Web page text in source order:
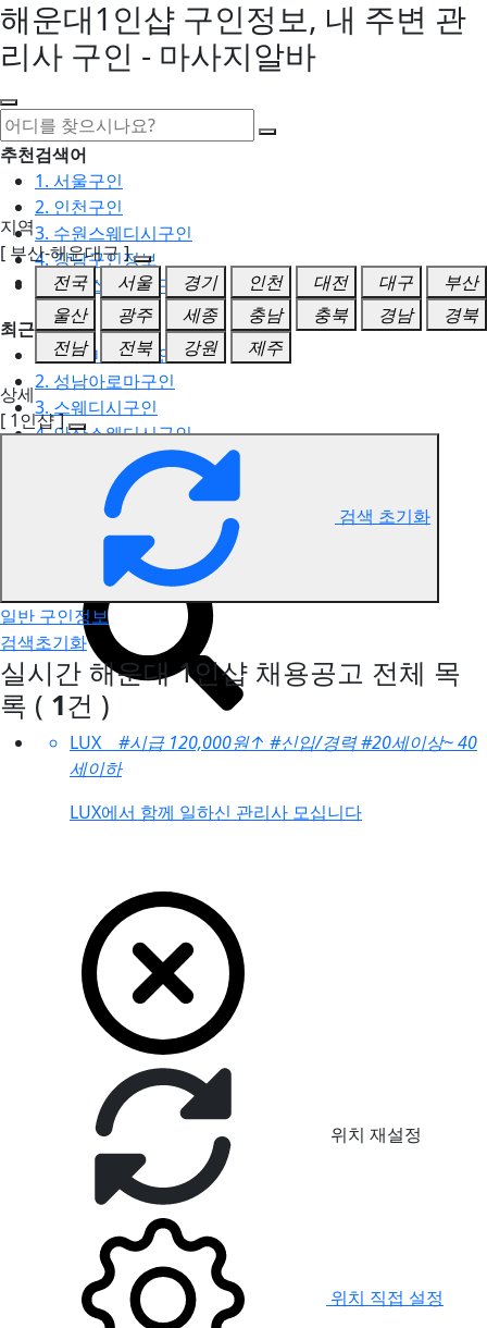
해운대1인샵 구인정보, 내 주변 관
리사 구인 - 마사지알바
추천검색어
1. 서울구인
2. 인천구인
3. 수원스웨디시구인
4. 강남구인정보
5. 동탄스웨디시구인
최근검색어
1. 일산마사지구인
2. 성남아로마구인
3. 스웨디시구인
4. 안산스웨디시구인
5. 아로마구인
해운대 1인샵 구인정보
지역
[ 부산-해운대구 ]
전국
서울 경기 인천 대전 대구
부산
울산
광주 세종 충남 충북 경남
경북
전남
전북 강원
제주
상세
[ 1인샵 ]
검색 초기화
일반 구인정보
검색초기화
실시간 해운대 1인샵 채용공고 전체 목
록 ( 1건 )
LUX #시급 120,000원↑ #신입/경력#20세이상~ 40
세이하
LUX에서 함께 일하신 관리사 모십니다
위치 재설정
위치 직접 설정